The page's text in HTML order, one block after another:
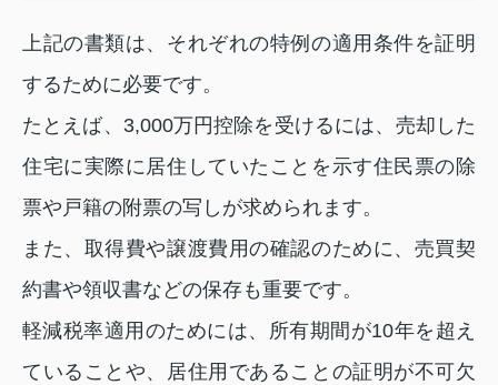
上記の書類は、それぞれの特例の適用条件を証明
するために必要です。
たとえば、3,000万円控除を受けるには、売却した
住宅に実際に居住していたことを示す住民票の除
票や戸籍の附票の写しが求められます。
また、取得費や譲渡費用の確認のために、売買契
約書や領収書などの保存も重要です。
軽減税率適用のためには、所有期間が10年を超え
ていることや、居住用であることの証明が不可欠